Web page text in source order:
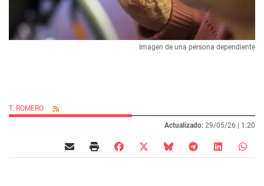
Imagen de una persona dependiente
T. ROMERO
Actualizado: 29/05/26 | 1:20